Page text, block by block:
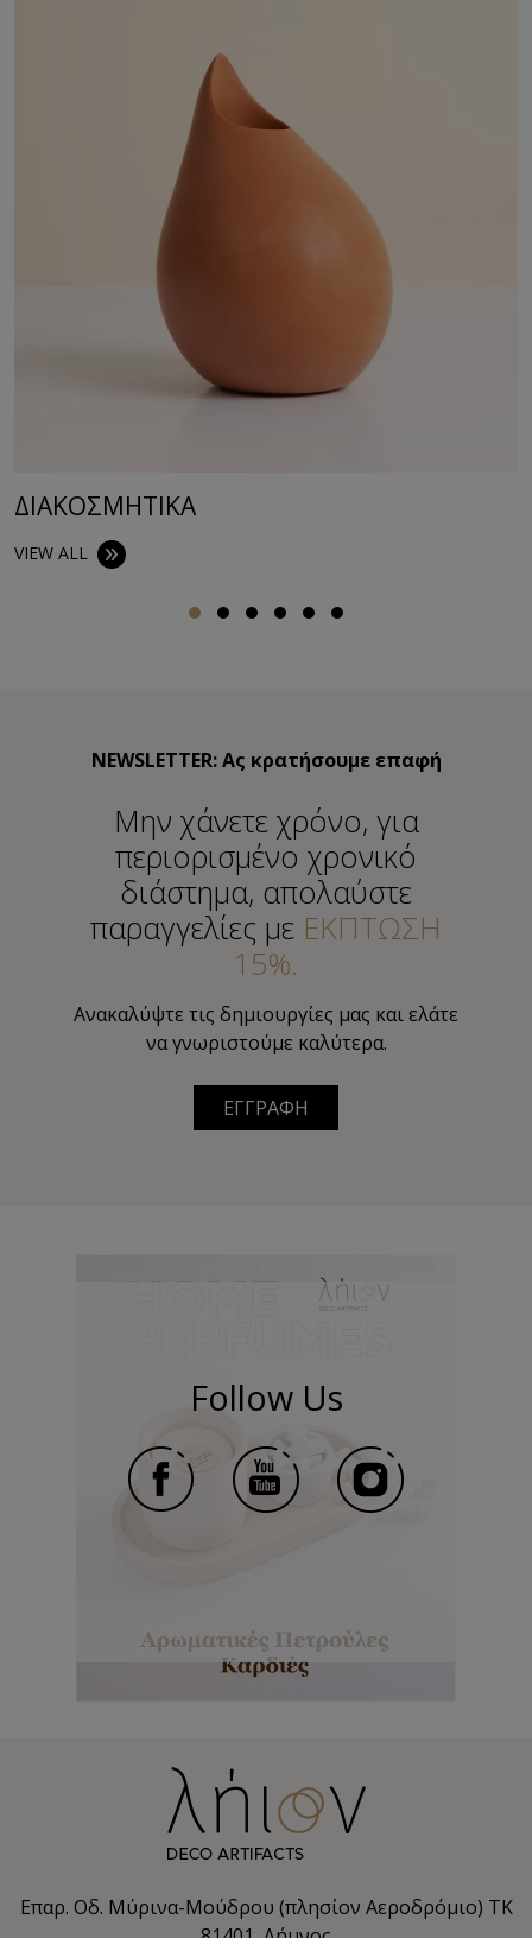
ΔΙΑΚΟΣΜΗΤΙΚA
VIEW ALL
NEWSLETTER: Ας κρατήσουμε επαφή
Μην χάνετε χρόνο, για
περιορισμένο χρονικό
διάστημα, απολαύστε
παραγγελίες με ΕΚΠΤΩΣΗ
15%.
Ανακαλύψτε τις δημιουργίες μας και ελάτε
να γνωριστούμε καλύτερα.
ΕΓΓΡΑΦΗ
Follow Us
Επαρ. Οδ. Μύρινα-Μούδρου (πλησίον Αεροδρόμιο) TK